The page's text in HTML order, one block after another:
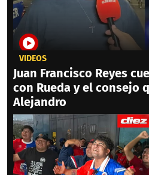
VIDEOS
Juan Francisco Reyes
con Rueda y el consejo
Alejandro